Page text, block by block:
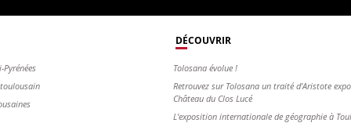
DÉCOUVRIR
Tolosana évolue !
Retrouvez sur Tolosana un traité d'Aristote
Château du Clos Lucé
L'exposition internationale de géographie à